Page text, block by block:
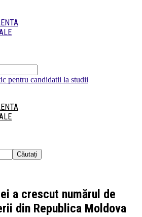
pentru candidatii la studii
a crescut numărul de
din Republica Moldova